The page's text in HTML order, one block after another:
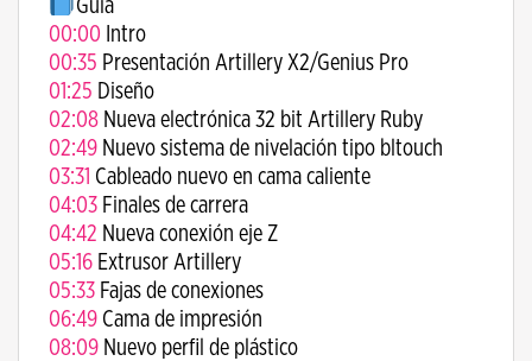
Guía
00:00 Intro
00:35 Presentación Artillery X2/Genius Pro
01:25 Diseño
02:08 Nueva electrónica 32 bit Artillery Ruby
02:49 Nuevo sistema de nivelación tipo bltouch
03:31 Cableado nuevo en cama caliente
04:03 Finales de carrera
04:42 Nueva conexión eje Z
05:16 Extrusor Artillery
05:33 Fajas de conexiones
06:49 Cama de impresión
08:09 Nuevo perfil de plástico